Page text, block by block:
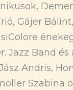
Gájer
Jazz Band és
Andris,
Szabina